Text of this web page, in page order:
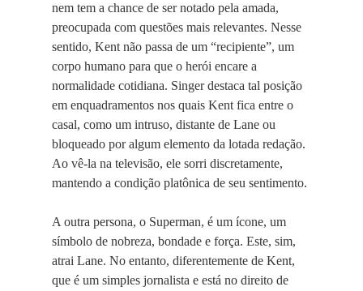
nem tem a chance de ser notado pela amada,
preocupada com questões mais relevantes. Nesse
sentido, Kent não passa de um “recipiente”, um
corpo humano para que o herói encare a
normalidade cotidiana. Singer destaca tal posição
em enquadramentos nos quais Kent fica entre o
casal, como um intruso, distante de Lane ou
bloqueado por algum elemento da lotada redação.
Ao vê-la na televisão, ele sorri discretamente,
mantendo a condição platônica de seu sentimento.
A outra persona, o Superman, é um ícone, um
símbolo de nobreza, bondade e força. Este, sim,
atrai Lane. No entanto, diferentemente de Kent,
que é um simples jornalista e está no direito de